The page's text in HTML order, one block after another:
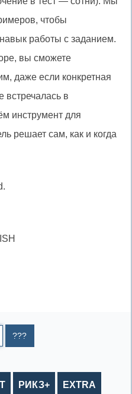
чтобы
работы с заданием.
вы сможете
даже если конкретная
встречалась в
инструмент для
решает сам, как и когда
РИКЗ+ EXTRA